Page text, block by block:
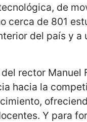
de
cerca de 801
del país y a
rector Manuel
hacia la
Y para